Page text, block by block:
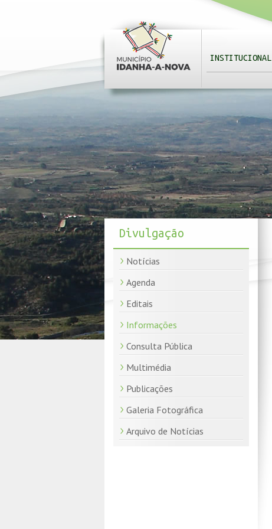
INSTITUCIONAL
Divulgação
Notícias
Agenda
Editais
Informações
Consulta Pública
Multimédia
Publicações
Galeria Fotográfica
Arquivo de Notícias